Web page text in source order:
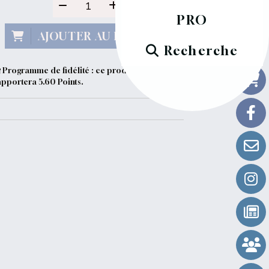
PRO
Recherche
AJOUTER AU PANIER
Programme de fidélité : ce produit vous
5.60 Points.